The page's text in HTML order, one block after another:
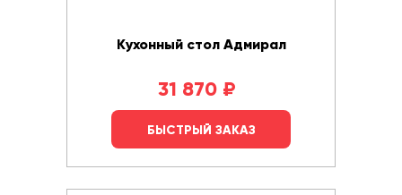
Кухонный стол Адмирал
31 870 ₽
БЫСТРЫЙ ЗАКАЗ